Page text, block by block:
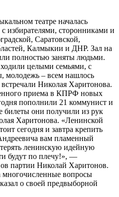
театре началась
избирателями, сторонниками и
Саратовской,
Калмыкии и ДНР. Зал на
полностью заняты людьми.
целыми семьями, с
молодежь – всем нашлось
Николая Харитонова.
приема в КПРФ новых
пополнили 21 коммунист и
они получили из рук
Харитонова. «Ленинской
сегодня и завтра крепить
вам пламенный
ленинскую идейную
будут по плечу!», —
партии Николай Харитонов.
многочисленные вопросы
о своей предвыборной